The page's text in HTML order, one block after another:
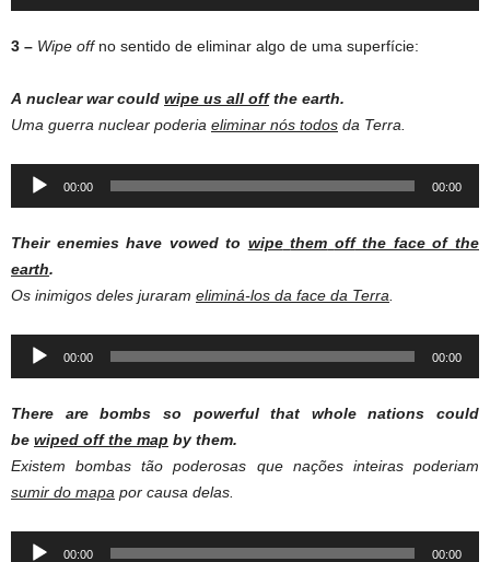
3 – Wipe off no sentido de eliminar algo de uma superfície:
A nuclear war could wipe us all off the earth.
Uma guerra nuclear poderia eliminar nós todos da Terra.
Audio
00:00 00:00
Their enemies have vowed to wipe them offthe face of the
earth.
Os inimigos deles juraram eliminá-los da face da Terra
Audio
00:00 00:00
There are bombs so powerful that whole nations
could
be wiped off the map by them.
Existem bombas tão poderosas que nações inteiras poderiam
sumir do mapa por causa delas.
Audio
00:00 00:00